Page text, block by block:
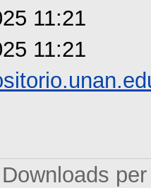
11:21
11:21
Downloads